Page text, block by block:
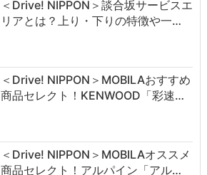
＜Drive! NIPPON＞談合坂サービスエ
リアとは？上り・下りの特徴や一…
＜Drive! NIPPON＞MOBILAおすすめ
商品セレクト！KENWOOD「彩速…
＜Drive! NIPPON＞MOBILAオススメ
商品セレクト！アルパイン「アル…